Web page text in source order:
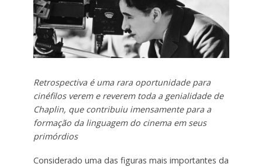
Retrospectiva é uma rara oportunidade para
cinéfilos verem e reverem toda a genialidade de
Chaplin, que contribuiu imensamente para a
formação da linguagem do cinema em seus
primórdios
Considerado uma das figuras mais importantes da